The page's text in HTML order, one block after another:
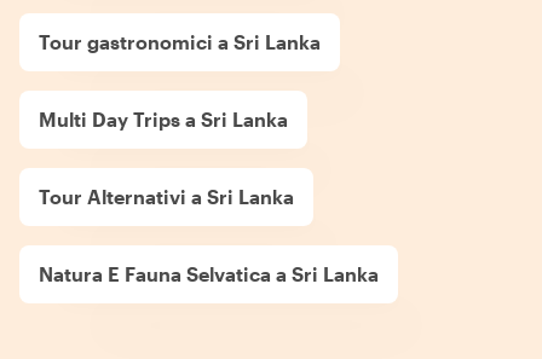
Tour gastronomici a Sri Lanka
Multi Day Trips a Sri Lanka
Tour Alternativi a Sri Lanka
Natura E Fauna Selvatica a Sri Lanka